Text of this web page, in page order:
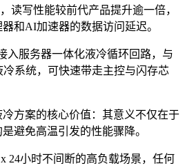
读写性能较前代产品提升逾一倍，
和AI加速器的数据访问延迟。
入服务器一体化液冷循环回路，与
系统，可快速带走主控与闪存芯
方案的核心价值：其意义不仅在于
避免高温引发的性能骤降。
24小时不间断的高负载场景，任何